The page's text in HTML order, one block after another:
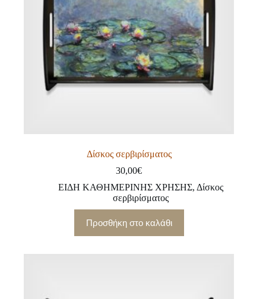
Δίσκος σερβιρίσματος
30,00€
ΕΙΔΗ ΚΑΘΗΜΕΡΙΝΗΣ ΧΡΗΣΗΣ, Δίσκος
σερβιρίσματος
Προσθήκη στο καλάθι